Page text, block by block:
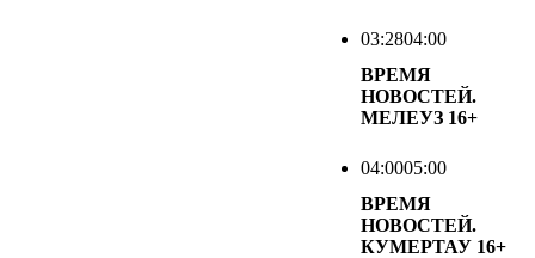
03:2804:00
ВРЕМЯ
НОВОСТЕЙ.
МЕЛЕУЗ 16+
04:0005:00
ВРЕМЯ
НОВОСТЕЙ.
КУМЕРТАУ 16+